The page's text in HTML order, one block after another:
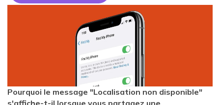
Pourquoi le message "Localisation non disponible"